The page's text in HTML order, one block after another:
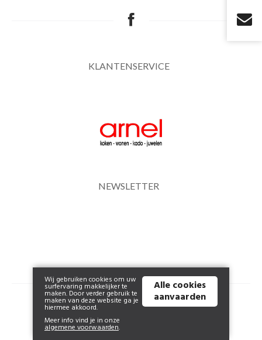
KLANTENSERVICE
NEWSLETTER
© 2026 www.arnel.be | Powered byTilroy.
Wij gebruiken cookies om uw
surfervaring makkelijker te
maken. Door verder gebruik te
maken van deze website ga je
hiermee akkoord.
Meer info vind je in onze
algemene voorwaarden.
Alle cookies
aanvaarden